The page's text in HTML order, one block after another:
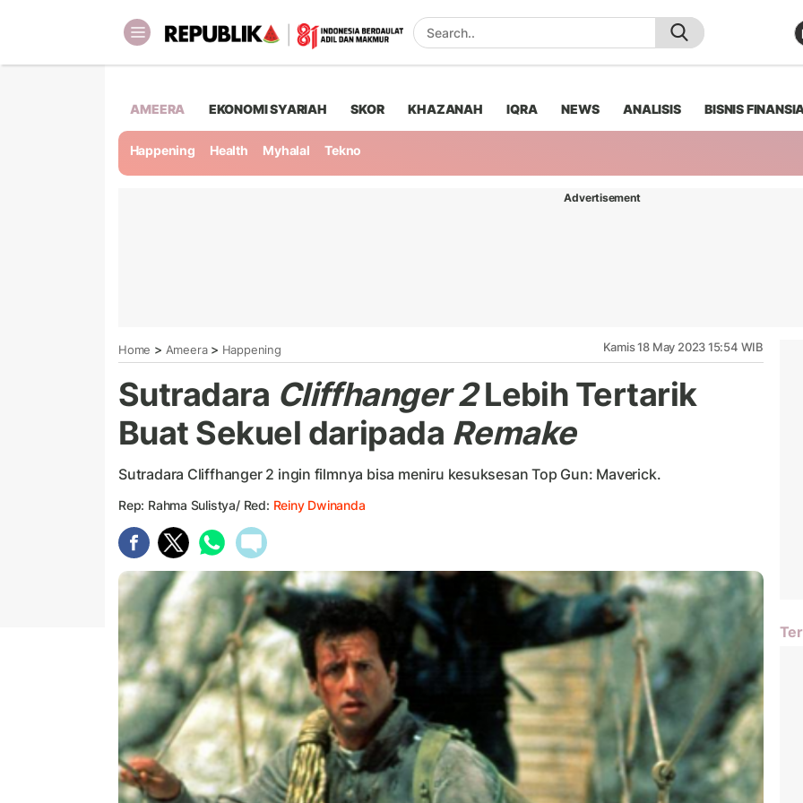
AMEERA EKONOMI SYARIAH SKOR KHAZANAH IQRA NEWS ANALISIS BISNIS
Happening Health Myhalal Tekno
Advertisement
Home > Ameera> Happening Kamis 18 May 2023 15:54 WIB
Sutradara Cliffhanger 2Lebih Tertarik
Buat Sekuel daripada Remake
Sutradara Cliffhanger 2 ingin filmnya bisa meniru kesuksesan Top Gun: Maverick.
Rep: Rahma Sulistya/ Red: Reiny Dwinanda